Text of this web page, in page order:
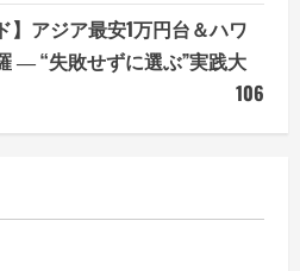
】アジア最安1万円台＆ハワ
― “失敗せずに選ぶ”実践大
106